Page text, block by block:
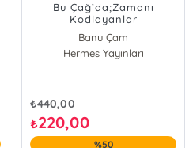
Bu Çağ’da;Zamanı
Kodlayanlar
Banu Çam
Hermes Yayınları
₺440,00
₺220,00
%50